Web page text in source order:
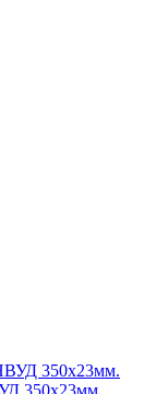
350x23мм.